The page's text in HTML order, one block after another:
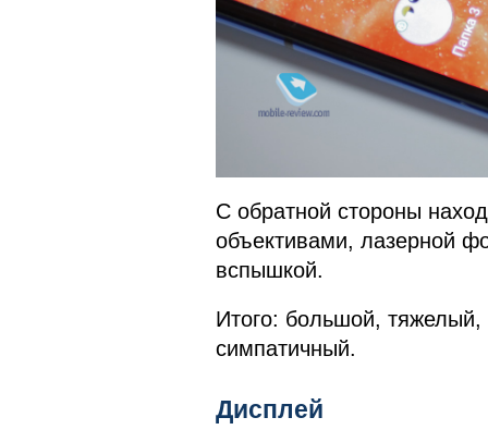
С обратной стороны
объективами, лазерной
вспышкой.
Итого: большой,
симпатичный.
Дисплей